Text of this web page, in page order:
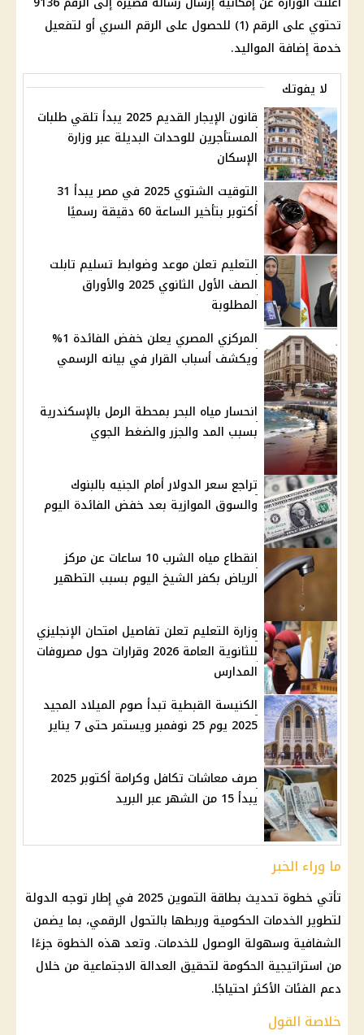
تحتوي على الرقم (1) للحصول على الرقم السري أو لتفعيل
خدمة إضافة المواليد.
لا يفوتك
قانون الإيجار القديم 2025 يبدأ تلقي طلبات
المستأجرين للوحدات البديلة عبر وزارة
الإسكان
التوقيت الشتوي 2025 في مصر يبدأ 31
أكتوبر بتأخير الساعة 60 دقيقة رسميًا
التعليم تعلن موعد وضوابط تسليم تابلت
الصف الأول الثانوي 2025 والأوراق
المطلوبة
المركزي المصري يعلن خفض الفائدة 1%
ويكشف أسباب القرار في بيانه الرسمي
انحسار مياه البحر بمحطة الرمل بالإسكندرية
بسبب المد والجزر والضغط الجوي
تراجع سعر الدولار أمام الجنيه بالبنوك
والسوق الموازية بعد خفض الفائدة اليوم
انقطاع مياه الشرب 10 ساعات عن مركز
الرياض بكفر الشيخ اليوم بسبب التطهير
وزارة التعليم تعلن تفاصيل امتحان الإنجليزي
للثانوية العامة 2026 وقرارات حول مصروفات
المدارس
الكنيسة القبطية تبدأ صوم الميلاد المجيد
2025 يوم 25 نوفمبر ويستمر حتى 7 يناير
صرف معاشات تكافل وكرامة أكتوبر 2025
يبدأ 15 من الشهر عبر البريد
ما وراء الخبر
تأتي خطوة تحديث بطاقة التموين 2025 في إطار توجه الدولة
لتطوير الخدمات الحكومية وربطها بالتحول الرقمي، بما يضمن
الشفافية وسهولة الوصول للخدمات. وتعد هذه الخطوة جزءًا
من استراتيجية الحكومة لتحقيق العدالة الاجتماعية من خلال
دعم الفئات الأكثر احتياجًا.
خلاصة القول